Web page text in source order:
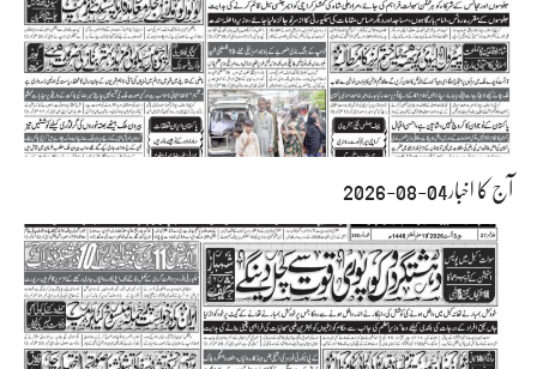
آج کا اخبار04-08-2026